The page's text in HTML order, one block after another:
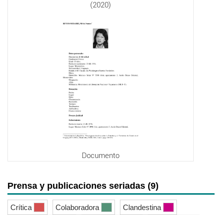
(2020)
Documento
Prensa y publicaciones seriadas (9)
Crítica Colaboradora
Clandestina